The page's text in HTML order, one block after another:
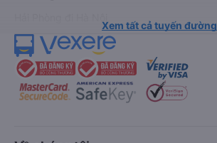
Xem tất cả tuyến đường